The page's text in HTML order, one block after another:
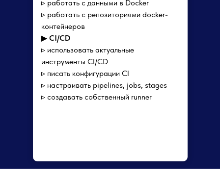
▹ работать с данными в Docker
▹ работать с репозиториями docker-
контейнеров
▶ CI/CD
▹ использовать актуальные
инструменты CI/СD
▹ писать конфигурации CI
▹ настраивать pipelines, jobs, stages
▹ создавать собственный runner